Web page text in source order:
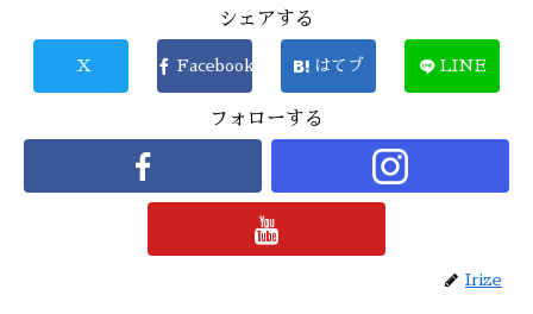
シェアする
X Facebook はてブ LINE
フォローする
Irize